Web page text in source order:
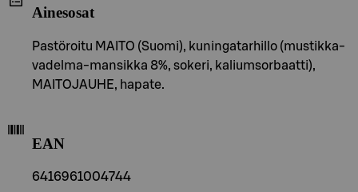
Ainesosat
Pastöroitu MAITO (Suomi), kuningatarhillo (mustikka-
vadelma-mansikka 8%, sokeri, kaliumsorbaatti),
MAITOJAUHE, hapate.
EAN
6416961004744